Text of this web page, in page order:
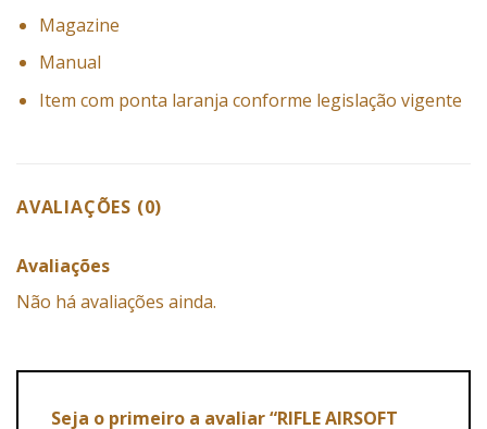
Magazine
Manual
Item com ponta laranja conforme legislação vigente
AVALIAÇÕES (0)
Avaliações
Não há avaliações ainda.
Seja o primeiro a avaliar “RIFLE AIRSOFT